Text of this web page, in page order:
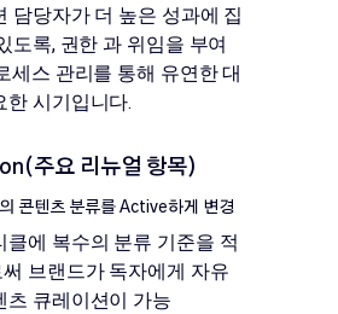
담당자가 더 높은 성과에 집
도록, 권한 과 위임을 부여
세스 관리를 통해 유연한 대
한 시기입니다.
주요 리뉴얼 항목)
콘텐츠 분류를 Active하게 변경
클에 복수의 분류 기준을 적
브랜드가 독자에게 자유
츠 큐레이션이 가능